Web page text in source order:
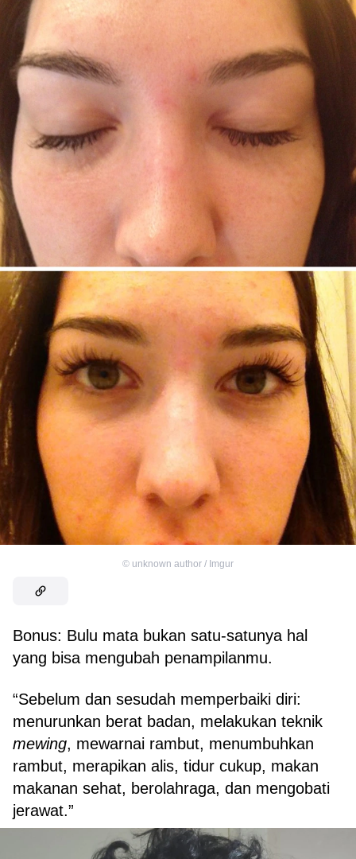
© unknown author / Imgur
Bonus: Bulu mata bukan satu-satunya hal
yang bisa mengubah penampilanmu.
“Sebelum dan sesudah memperbaiki diri:
menurunkan berat badan, melakukan teknik
mewing, mewarnai rambut, menumbuhkan
rambut, merapikan alis, tidur cukup, makan
makanan sehat, berolahraga, dan mengobati
jerawat.”